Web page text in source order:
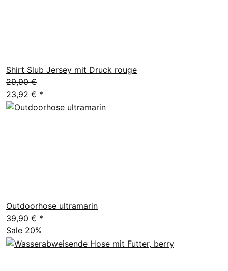
Shirt Slub Jersey mit Druck rouge
29,90 €
23,92 € *
Outdoorhose ultramarin
39,90 € *
Sale 20%